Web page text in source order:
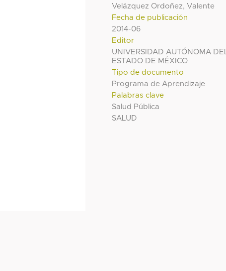
Velázquez Ordoñez, Valente
Fecha de publicación
2014-06
Editor
UNIVERSIDAD AUTÓNOMA DEL
ESTADO DE MÉXICO
Tipo de documento
Programa de Aprendizaje
Palabras clave
Salud Pública
SALUD